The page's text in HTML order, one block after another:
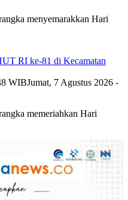
menyemarakkan Hari
RI ke-81 di Kecamatan
WIBJumat, 7 Agustus 2026 -
memeriahkan Hari